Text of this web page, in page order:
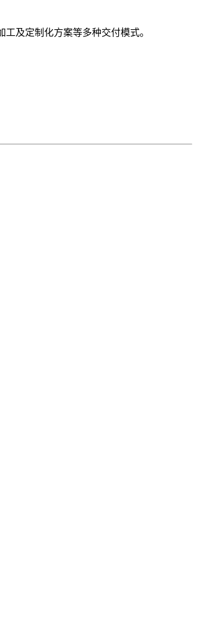
及定制化方案等多种交付模式。